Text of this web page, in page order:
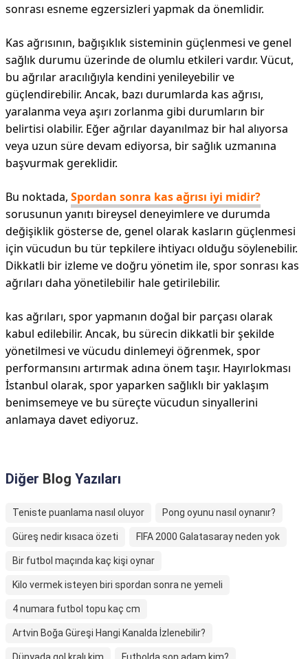
sonrası esneme egzersizleri yapmak da önemlidir.
Kas ağrısının, bağışıklık sisteminin güçlenmesi ve genel
sağlık durumu üzerinde de olumlu etkileri vardır. Vücut,
bu ağrılar aracılığıyla kendini yenileyebilir ve
güçlendirebilir. Ancak, bazı durumlarda kas ağrısı,
yaralanma veya aşırı zorlanma gibi durumların bir
belirtisi olabilir. Eğer ağrılar dayanılmaz bir hal alıyorsa
veya uzun süre devam ediyorsa, bir sağlık uzmanına
başvurmak gereklidir.
Bu noktada, Spordan sonra kas ağrısı iyi midir?
sorusunun yanıtı bireysel deneyimlere ve durumda
değişiklik gösterse de, genel olarak kasların güçlenmesi
için vücudun bu tür tepkilere ihtiyacı olduğu söylenebilir.
Dikkatli bir izleme ve doğru yönetim ile, spor sonrası kas
ağrıları daha yönetilebilir hale getirilebilir.
kas ağrıları, spor yapmanın doğal bir parçası olarak
kabul edilebilir. Ancak, bu sürecin dikkatli bir şekilde
yönetilmesi ve vücudu dinlemeyi öğrenmek, spor
performansını artırmak adına önem taşır. Hayırlokması
İstanbul olarak, spor yaparken sağlıklı bir yaklaşım
benimsemeye ve bu süreçte vücudun sinyallerini
anlamaya davet ediyoruz.
Diğer Blog Yazıları
Teniste puanlama nasıl oluyor Pong oyunu nasıl oynanır?
Güreş nedir kısaca özeti FIFA 2000 Galatasaray neden yok
Bir futbol maçında kaç kişi oynar
Kilo vermek isteyen biri spordan sonra ne yemeli
4 numara futbol topu kaç cm
Artvin Boğa Güreşi Hangi Kanalda İzlenebilir?